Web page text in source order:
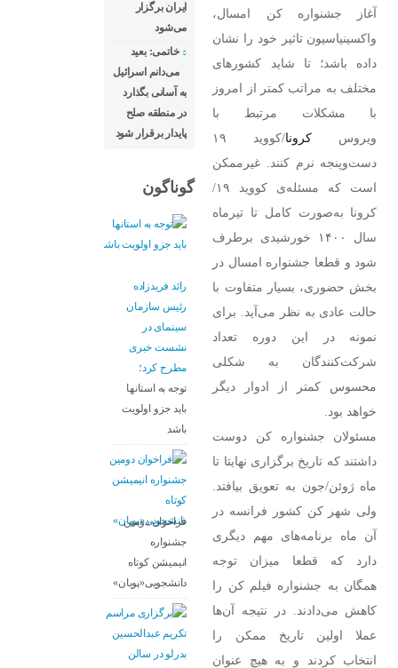
آغاز جشنواره کن امسال،
واکسینیاسیون تاثیر خود را نشان
داده باشد؛ تا شاید کشورهای
مختلف به مراتب کمتر از امروز
با مشکلات مرتبط با
ویروس کرونا
/کووید ۱۹
دست‌وپنجه نرم کنند. غیرممکن
است که مسئله‌ی کووید ۱۹/
کرونا به‌صورت کامل تا تیرماه
سال ۱۴۰۰ خورشیدی برطرف
شود و قطعا جشنواره امسال در
بخش حضوری، بسیار متفاوت با
حالت عادی به نظر می‌آید. برای
نمونه در این دوره تعداد
شرکت‌کنندگان به شکلی
محسوس کمتر از ادوار دیگر
خواهد بود.
مسئولان جشنواره کن دوست
داشتند که تاریخ برگزاری نهایتا تا
ماه ژوئن/جون به تعویق بیافتد.
ولی شهر کن کشور فرانسه در
آن ماه برنامه‌های مهم دیگری
دارد که قطعا میزان توجه
همگان به جشنواره فیلم کن را
کاهش می‌دادند. در نتیجه آن‌ها
عملا اولین تاریخ ممکن را
انتخاب کردند و به هیچ عنوان
ایران برگزار
می‌شود
خاتمی: بعید
می‌دانم اسرائیل
به آسانی بگذارد
در منطقه صلح
پایدار برقرار شود
گوناگون
رائد فریدزاده
رئیس سازمان
سینمای در
نشست خبری
مطرح کرد؛
توجه به استانها
باید جزو اولویت
باشد
فراخوان دومین
جشنواره
انیمیشن کوتاه
دانشجویی«پویان»